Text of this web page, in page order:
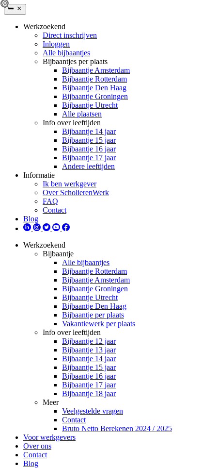
Werkzoekend
Direct inschrijven
Inloggen
Alle bijbaantjes
Bijbaantjes per plaats
Bijbaantje Amsterdam
Bijbaantje Rotterdam
Bijbaantje Den Haag
Bijbaantje Groningen
Bijbaantje Utrecht
Alle plaatsen
Info over leeftijden
Bijbaantje 14 jaar
Bijbaantje 15 jaar
Bijbaantje 16 jaar
Bijbaantje 17 jaar
Andere leeftijden
Informatie
Ik ben werkgever
Over ScholierenWerk
FAQ
Contact
Blog
Werkzoekend
Bijbaantje
Alle bijbaantjes
Bijbaantje Rotterdam
Bijbaantje Amsterdam
Bijbaantje Groningen
Bijbaantje Utrecht
Bijbaantje Den Haag
Bijbaantje per plaats
Vakantiewerk per plaats
Info over leeftijden
Bijbaantje 12 jaar
Bijbaantje 13 jaar
Bijbaantje 14 jaar
Bijbaantje 15 jaar
Bijbaantje 16 jaar
Bijbaantje 17 jaar
Bijbaantje 18 jaar
Meer
Veelgestelde vragen
Contact
Bruto Netto Berekenen 2024 / 2025
Voor werkgevers
Over ons
Contact
Blog